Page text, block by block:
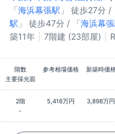
「海浜幕張駅 」 徒歩27分 /
駅 」 徒歩47分 / 「海浜幕
築11年
7階建 (23部屋)
階数 参考相場価格 新築時価
主要採光面
2階 5,416万円 3,898万円
-